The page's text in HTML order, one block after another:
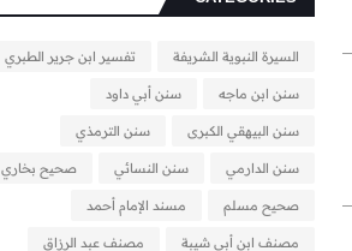
السيرة النبوية الشريفة تفسير ابن جرير الطبري
سنن ابن ماجه سنن أبي داود
سنن البيهقي الكبرى سنن الترمذي
سنن الدارمي سنن النسائي صحيح بخاري
صحيح مسلم مسند الإمام أحمد
مصنف ابن أبي شيبة مصنف عبد الرزاق